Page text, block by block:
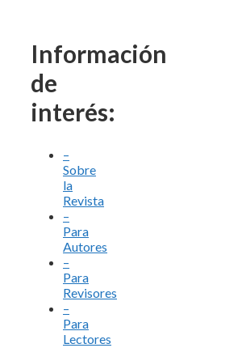
Información
de
interés:
–
Sobre
la
Revista
–
Para
Autores
–
Para
Revisores
–
Para
Lectores